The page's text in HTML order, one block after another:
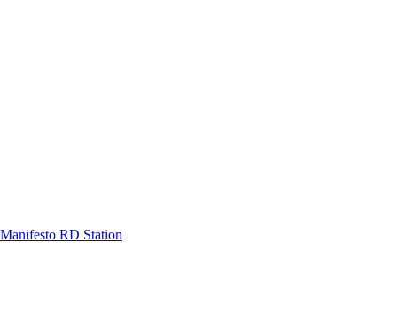
Manifesto RD Station